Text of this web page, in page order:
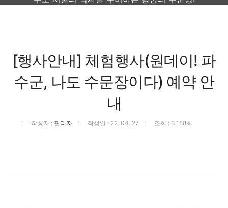
[행사안내] 체험행사(원데이! 파
수군, 나도 수문장이다) 예약 안
내
작성자 : 관리자 작성일 : 22. 04. 27 조회 : 3,188회